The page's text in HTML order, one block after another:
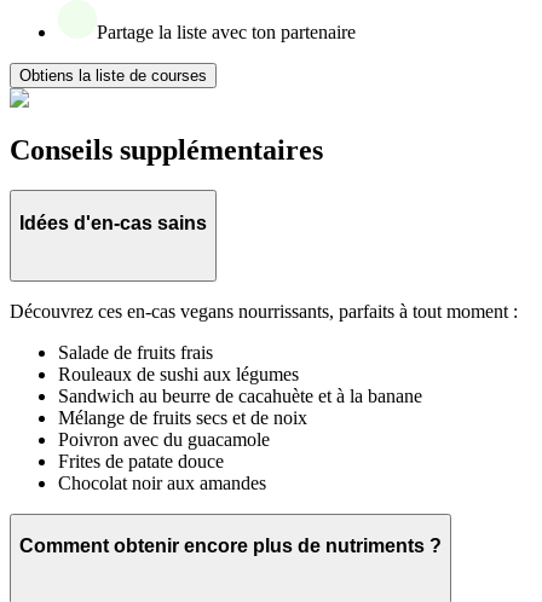
Partage la liste avec ton partenaire
Obtiens la liste de courses
Conseils supplémentaires
Idées d'en-cas sains
Découvrez ces en-cas vegans nourrissants, parfaits à tout moment :
Salade de fruits frais
Rouleaux de sushi aux légumes
Sandwich au beurre de cacahuète et à la banane
Mélange de fruits secs et de noix
Poivron avec du guacamole
Frites de patate douce
Chocolat noir aux amandes
Comment obtenir encore plus de nutriments ?